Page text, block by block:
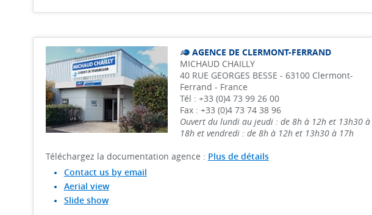
AGENCE DE CLERMONT-FERRAND
MICHAUD CHAILLY
40 RUE GEORGES BESSE - 63100 Clermont-
Ferrand - France
Tél : +33 (0)4 73 99 26 00
Fax : +33 (0)4 73 74 38 96
Ouvert du lundi au jeudi : de 8h à 12h et 13h30 à
18h et vendredi : de 8h à 12h et 13h30 à 17h
Téléchargez la documentation agence : Plus de détails
Contact us by email
Aerial view
Slide show